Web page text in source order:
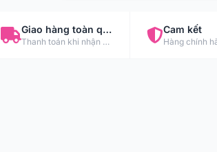
Giao hàng toàn quốc
Thanh toán khi nhận hàng
Cam kết
Hàng chính